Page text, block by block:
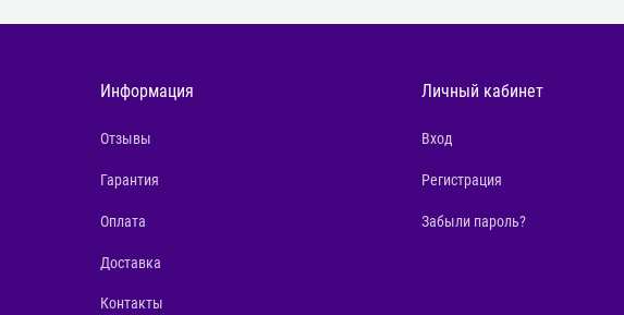
Информация
Отзывы
Гарантия
Оплата
Доставка
Контакты
Личный кабинет
Вход
Регистрация
Забыли пароль?